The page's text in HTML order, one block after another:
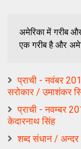
अमेरिका में गरीब
एक गरीब है और
प्राची - नवंबर
सरोकार / उमाशंकर
प्राची - नवम्बर
केदारनाथ सिंह
शब्द संधान / अन्दर